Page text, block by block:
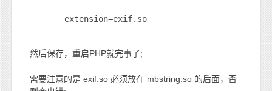
extension=exif.so
然后保存，重启PHP就完事了;
需要注意的是 exif.so 必须放在 mbstring.so 的后面，否